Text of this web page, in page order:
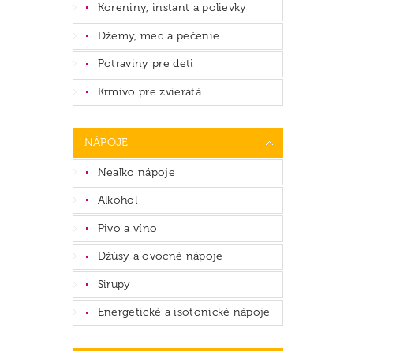
Koreniny, instant a polievky
Džemy, med a pečenie
Potraviny pre deti
Krmivo pre zvieratá
NÁPOJE
Nealko nápoje
Alkohol
Pivo a víno
Džúsy a ovocné nápoje
Sirupy
Energetické a isotonické nápoje